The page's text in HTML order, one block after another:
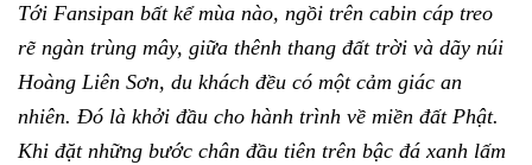
Tới Fansipan bất kể mùa nào, ngồi trên cabin cáp treo
rẽ ngàn trùng mây, giữa thênh thang đất trời và dãy núi
Hoàng Liên Sơn, du khách đều có một cảm giác an
nhiên. Đó là khởi đầu cho hành trình về miền đất Phật.
Khi đặt những bước chân đầu tiên trên bậc đá xanh lấm